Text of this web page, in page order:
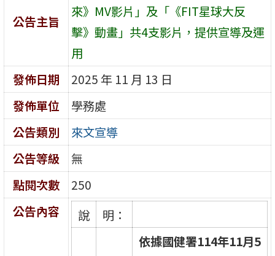
公告主旨
來》MV影片」及「《FIT星球大反
擊》動畫」共4支影片，提供宣導及運
用
發佈日期
2025 年 11 月 13 日
發佈單位
學務處
公告類別
來文宣導
公告等級
無
點閱次數
250
公告內容
說 明：
依據國健署114年11月5